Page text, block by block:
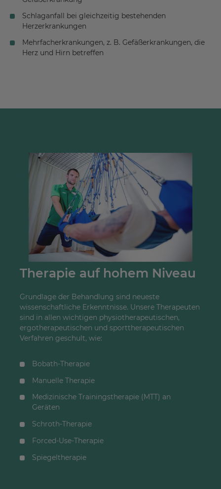
Schlaganfall bei gleichzeitig bestehenden
Herzerkrankungen
Mehrfacherkrankungen, z. B. Gefäßerkrankungen, die
Herz und Hirn betreffen
Therapie auf hohem Niveau
Grundlage der Behandlung sind neueste
wissenschaftliche Erkenntnisse. Unsere Therapeuten
sind in allen wichtigen physiotherapeutischen,
ergotherapeutischen und sporttherapeutischen
Verfahren geschult, wie:
Bobath-Therapie
Manuelle Therapie
Medizinische Trainingstherapie (MTT) an
Geräten
Schroth-Therapie
Forced-Use-Therapie
Spiegeltherapie